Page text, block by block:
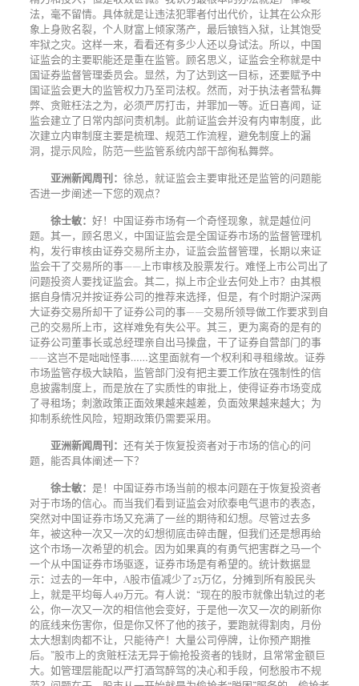
法，毫不留情。具体就是让违法犯罪者付出代价，让其在公众形
象上身败名裂，个人财富上倾家荡产，最后锒铛入狱，让其饱受
牢狱之灾。这样一来，看看还有多少人还以身试法。所以，中国
证监会的主要职能还是重在监管。顾名思义，证监会全称就是中
国证券监督管理委员会。显然，为了达到这一目标，还要赋予中
国证监会更大的监管权力乃至司法权。然而，对于执法者营私舞
弊、贪赃枉法之为，必须严厉打击，并罪加一等。近日喜闻，证
监会建立了日常内部问责机制。此前证监会并没有内审制度，此
次建立内审制度主要是梳理、规范工作流程，避免制度上的漏
洞，提示风险，防范一些监管系统内部干部徇私舞弊。
亚洲新闻周刊： 徐总，就证监会主要审批还是监管的问题能
否进一步阐述一下您的观点？
徐士敏： 好！中国证券市场有一个奇怪现象，就是越位问
题。其一，顾名思义，中国证监会是全国证券市场的监督管理机
构，发行审核由证券交易所主办，证监会监督管理，长期以来证
监会干了交易所的事——上市审核及股票发行。难怪上市公司出了
问题投资人要找证监会。其二，拟上市企业去何处上市？由其根
据自身情况并按证券公司的推荐来选择，但是，有个时期沪深两
大证券交易所却干了证券公司的事——交易所领导做工作要求到自
己的交易所上市，这样难免有失公平。其三，更为离奇的是有的
证券公司董事长或总经理亲自出马操盘，干了证券自营部门的事
——这岂不是咄咄怪事……这里面就有一个权利和寻租缘故。证券
市场监管存极大缺陷，监管部门没有把主要工作放在强制性的信
息披露制度上，而是放在了实质性的审批上，使得证券市场变成
了寻租场；刺激政策正面效果越来越差，负面效果越来越大；为
抑制系统性风险，短期政策仍需要采用。
亚洲新闻周刊： 还有关于恢复投资者对于市场的信心的问
题，能否具体阐述一下？
徐士敏： 是！中国证券市场当前的根本问题在于恢复投资者
对于市场的信心。而当我们看到证监会对欣泰电气退市的表态，
突然对中国证券市场又充满了一丝的期待和幻想。尽管过去多
年，被这种一次又一次的幻想彻底击碎击醒，但我们还是想再给
这个市场一次希望的机会。因为如果真的有勇气把害群之马一个
一个从中国证券市场驱逐，证券市场是有希望的。统计数据显
示：过去的一年中， A股市值减少了25万亿，分摊到所有股民头
上，就是平均每人49万元。有人说：“现在的股市就像出轨过的老
公，你一次又一次的相信他会变好，于是他一次又一次的刷新你
的底线来伤害你，但是你又怀了他的孩子，要跑就得割肉，月份
太大想割肉都不让，只能待产！大量公司停牌，让你预产期推
后。”股市上的贪赃枉法无异于偷抢投资者的钱财，且常常金额巨
大。如管理层能配以严打酒驾醉驾的决心和手段，何愁股市不规